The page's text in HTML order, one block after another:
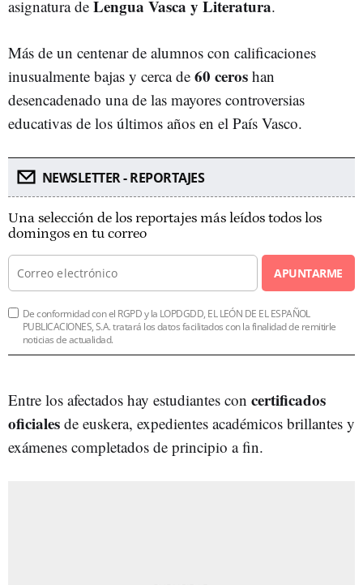
asignatura de Lengua Vasca y Literatura.
Más de un centenar de alumnos con calificaciones
inusualmente bajas y cerca de 60 ceros han
desencadenado una de las mayores controversias
educativas de los últimos años en el País Vasco.
NEWSLETTER - REPORTAJES
Una selección de los reportajes más leídos todos los
domingos en tu correo
APUNTARME
De conformidad con el RGPD y la LOPDGDD, EL LEÓN DE EL ESPAÑOL
PUBLICACIONES, S.A. tratará los datos facilitados con la finalidad de remitirle
noticias de actualidad.
Entre los afectados hay estudiantes con certificados
oficiales de euskera, expedientes académicos brillantes y
exámenes completados de principio a fin.